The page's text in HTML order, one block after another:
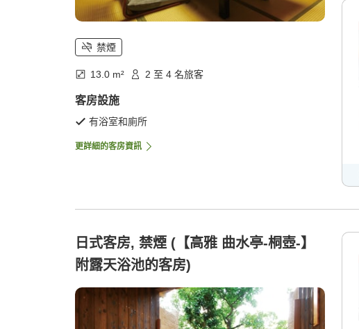
禁煙
13.0 m² 2 至 4 名旅客
客房設施
有浴室和廁所
更詳細的客房資訊
日式客房, 禁煙 (【高雅 曲水亭-桐壺-】
附露天浴池的客房)